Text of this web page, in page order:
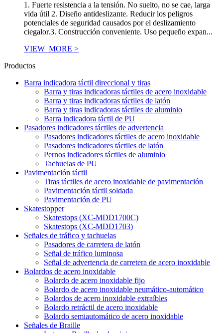
1. Fuerte resistencia a la tensión. No suelto, no se cae, larga
vida útil 2. Diseño antideslizante. Reducir los peligros
potenciales de seguridad causados por el deslizamiento
ciegalor.3. Construcción conveniente. Uso pequeño expan...
VIEW_MORE >
Productos
Barra indicadora táctil direccional y tiras
Barra y tiras indicadoras táctiles de acero inoxidable
Barra y tiras indicadoras táctiles de latón
Barra y tiras indicadoras táctiles de aluminio
Barra indicadora táctil de PU
Pasadores indicadores táctiles de advertencia
Pasadores indicadores táctiles de acero inoxidable
Pasadores indicadores táctiles de latón
Pernos indicadores táctiles de aluminio
Tachuelas de PU
Pavimentación táctil
Tiras táctiles de acero inoxidable de pavimentación
Pavimentación táctil soldada
Pavimentación de PU
Skatestopper
Skatestops (XC-MDD1700C)
Skatestops (XC-MDD1703)
Señales de tráfico y tachuelas
Pasadores de carretera de latón
Señal de tráfico luminosa
Señal de advertencia de carretera de acero inoxidable
Bolardos de acero inoxidable
Bolardo de acero inoxidable fijo
Bolardo de acero inoxidable neumático-automático
Bolardos de acero inoxidable extraíbles
Bolardo retráctil de acero inoxidable
Bolardo semiautomático de acero inoxidable
Señales de Braille